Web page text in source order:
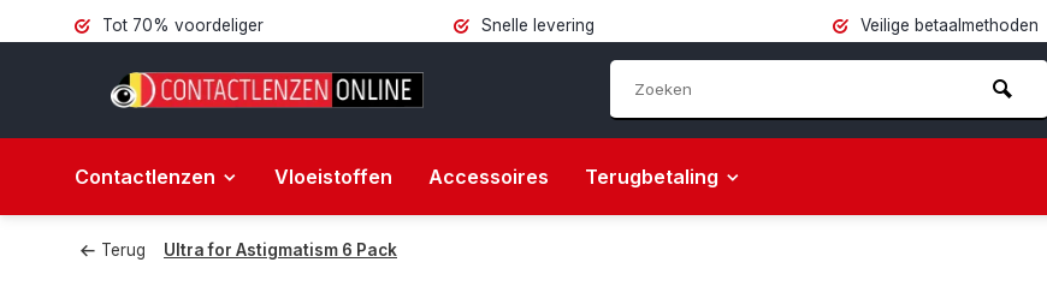
Tot 70% voordeliger Snelle levering Veilige betaalmethoden
Contactlenzen Vloeistoffen Accessoires Terugbetaling
Terug Ultra for Astigmatism 6 Pack